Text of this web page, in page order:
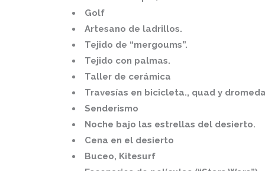
Golf
Artesano de ladrillos.
Tejido de “mergoums”.
Tejido con palmas.
Taller de cerámica
Travesías en bicicleta., quad y
Senderismo
Noche bajo las estrellas del desierto.
Cena en el desierto
Buceo, Kitesurf